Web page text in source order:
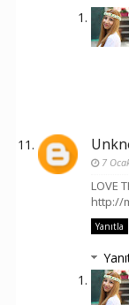
7
LOVE
http://
Yanıtla